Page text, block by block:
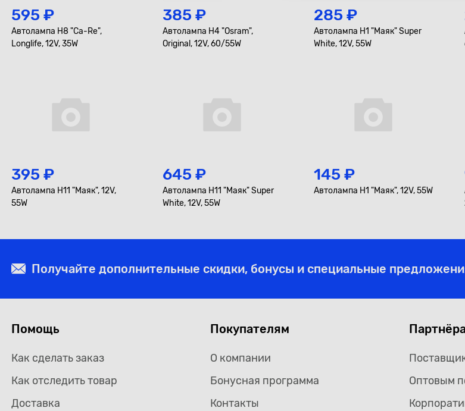
595 ₽
Автолампа H8 "Ca-Re",
Longlife, 12V, 35W
385 ₽
Автолампа H4 "Osram",
Original, 12V, 60/55W
285 ₽
Автолампа H1 "Маяк" Super
White, 12V, 55W
395 ₽
Автолампа H11 "Маяк", 12V,
55W
645 ₽
Автолампа H11 "Маяк" Super
White, 12V, 55W
145 ₽
Автолампа H1 "Маяк", 12V, 55W
Получайте дополнительные скидки, бонусы и специальные
Помощь
Как сделать заказ
Как отследить товар
Доставка
Покупателям
О компании
Бонусная программа
Контакты
Оптовым